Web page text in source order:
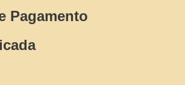
Pagamento